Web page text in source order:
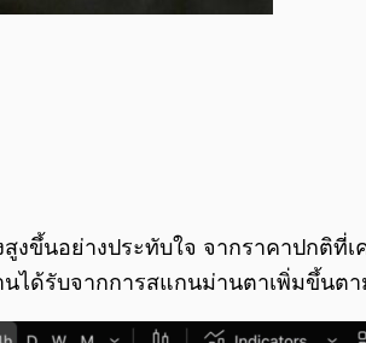
งขึ้นอย่างประทับใจ จากราคาปกติ
ได้รับจากการสแกนม่านตาเพิ่มขึ้นตา